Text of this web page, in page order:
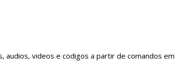
videos e codigos a partir de comandos